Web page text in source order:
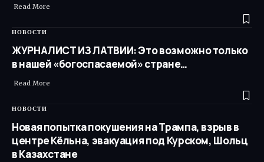
Read More ​
НОВОСТИ
ЖУРНАЛИСТ ИЗ ЛАТВИИ: Это возможно только
в нашей «богоспасаемой» стране…
Read More ​
НОВОСТИ
Новая попытка покушения на Трампа, взрыв в
центре Кёльна, эвакуация под Курском, Шольц
в Казахстане